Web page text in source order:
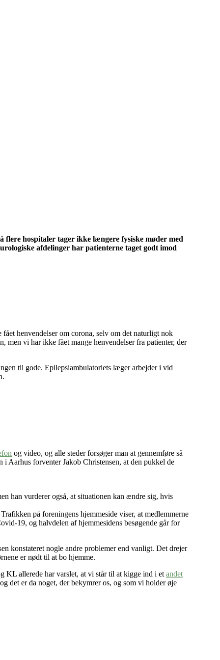
hospitaler tager ikke længere fysiske møder med
afdelinger har patienterne taget godt imod
henvendelser om corona, selv om det naturligt nok
vi har ikke fået mange henvendelser fra patienter, der
til gode. Epilepsiambulatoriets læger arbejder i vid
og video, og alle steder forsøger man at gennemføre så
Aarhus forventer Jakob Christensen, at den pukkel de
han vurderer også, at situationen kan ændre sig, hvis
på foreningens hjemmeside viser, at medlemmerne
19, og halvdelen af hjemmesidens besøgende går for
konstateret nogle andre problemer end vanligt. Det drejer
er nødt til at bo hjemme.
KL allerede har varslet, at vi står til at kigge ind i etandet
det er da noget, der bekymrer os, og som vi holder øje